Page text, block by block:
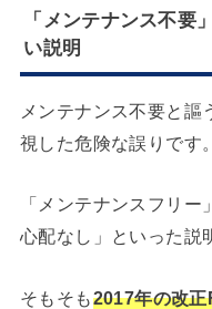
「メンテナンス不要
い説明
メンテナンス不要と
視した危険な誤りです。
「メンテナンスフリ
心配なし」といった説
そもそも2017年の改